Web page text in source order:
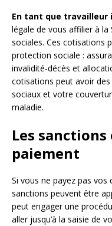
En tant que travailleur
légale de vous affilier à
sociales. Ces cotisations
protection sociale :
invalidité-décès et
cotisations peut avoir
sociaux et votre
maladie.
Les sanctions
paiement
Si vous ne payez pas vos
sanctions peuvent être
peut engager une
aller jusqu’à la saisie de